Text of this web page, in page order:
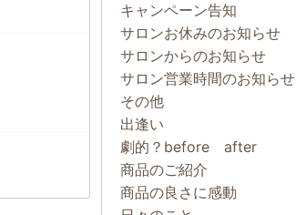
キャンペーン告知
サロンお休みのお知らせ
サロンからのお知らせ
サロン営業時間のお知らせ
その他
出逢い
劇的？before after
商品のご紹介
商品の良さに感動